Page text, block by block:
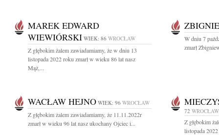
MAREK EDWARD
WIEWIÓRSKI WIEK: 86 WROCŁAW
Z głębokim żalem zawiadamiamy, że w dniu 13
listopada 2022 roku zmarł w wieku 86 lat nasz
Mąż,...
W dniu 7
zmarł
WACŁAW HEJNO WIEK: 96 WROCŁAW
Z głębokim żalem zawiadamiamy, że 11.11.2022r
zmarł w wieku 96 lat nasz ukochany Ojciec i...
72 WROCŁAW
Z głębokim
listopada